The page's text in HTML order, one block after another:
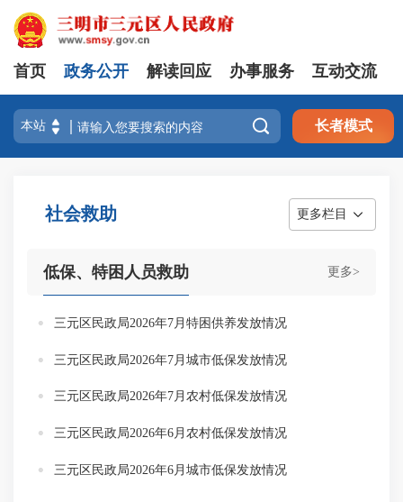
首页 政务公开 解读回应 办事服务 互动交流
 长者模式
社会救助 更多栏目
更多>
低保、特困人员救助
三元区民政局2026年7月特困供养发放情况
三元区民政局2026年7月城市低保发放情况
三元区民政局2026年7月农村低保发放情况
三元区民政局2026年6月农村低保发放情况
三元区民政局2026年6月城市低保发放情况